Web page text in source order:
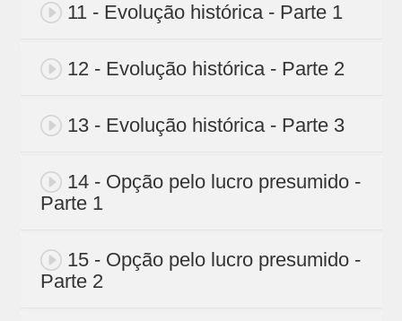
11 - Evolução histórica - Parte 1
12 - Evolução histórica - Parte 2
13 - Evolução histórica - Parte 3
14 - Opção pelo lucro presumido -
Parte 1
15 - Opção pelo lucro presumido -
Parte 2